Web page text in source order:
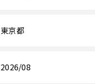
東京都
2026/08